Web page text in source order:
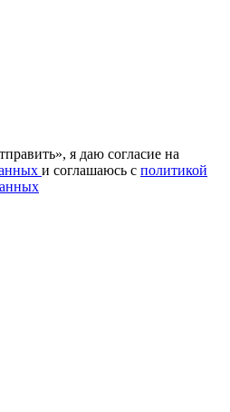
я даю согласие на
и соглашаюсь с политикой